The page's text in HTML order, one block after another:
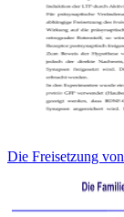
Die Freisetzung